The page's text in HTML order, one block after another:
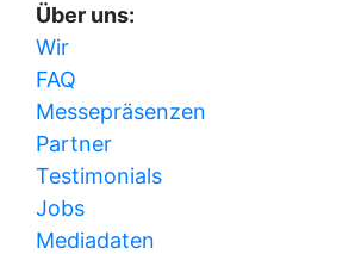
Über uns:
Wir
FAQ
Messepräsenzen
Partner
Testimonials
Jobs
Mediadaten